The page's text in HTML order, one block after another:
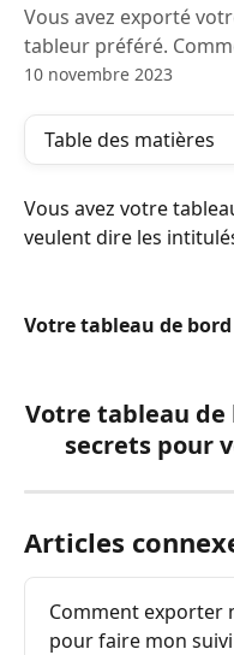
Vous avez exporté
tableur préféré.
10 novembre 2023
Table des matières
Vous avez votre
veulent dire les
Votre tableau de
Votre tableau de
secrets pour
Articles
Comment exporter
pour faire mon